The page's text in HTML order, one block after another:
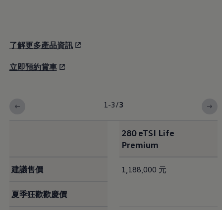
Why Volkswagen
採購指南
原廠精品配件
長里程彈性保養
機油與油品
電池
了解更多產品資訊
立即預約賞車
1-3/3
280 eTSI Life
Premium
建議售價 1,188,000 元
夏季狂歡歡慶價